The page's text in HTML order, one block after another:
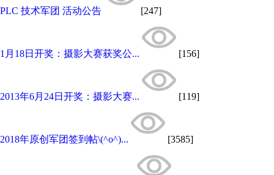
PLC 技术军团 活动公告 [247]
1月18日开奖：摄影大赛获奖公... [156]
2013年6月24日开奖：摄影大赛... [119]
2018年原创军团签到帖\(^o^)... [3585]